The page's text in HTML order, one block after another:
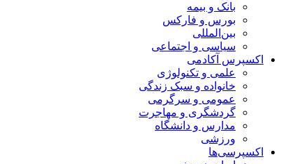
بانک و بیمه
بورس و فارکس
بین‌المللی
سیاسی و اجتماعی
اکسپرس آکادمی
علمی و تکنولوژی
خانواده و سبک زندگی
عمومی و سرگرمی
گردشگری و مهاجرت
مدارس و دانشگاه
ورزشی
اکسپرسی‌ها